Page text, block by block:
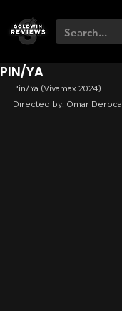
PIN/YA
Pin/Ya (Vivamax 2024)
Directed by: Omar Deroca